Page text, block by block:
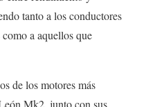
tanto a los conductores
a aquellos que
de los motores más
Mk2, junto con sus